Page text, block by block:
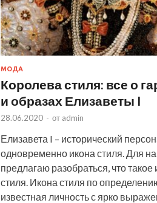
МОДА
Королева стиля: все о
и образах Елизаветы I
28.06.2020 - от admin
Елизавета I – исторический
одновременно икона стиля. Для
предлагаю разобраться, что такое
стиля. Икона стиля по
известная личность с ярко